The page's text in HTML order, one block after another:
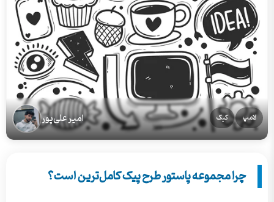
لامپ کیک امیر علی‌پور
چرا مجموعه پاستور طرح پیک کامل‌ترین است؟